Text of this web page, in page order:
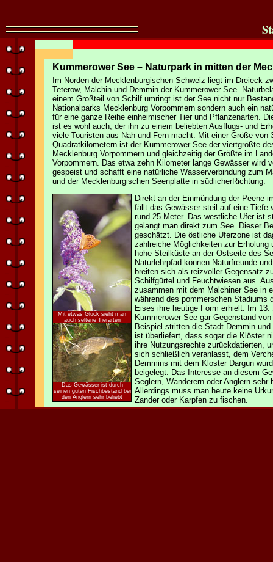
Kummerower See – Naturpark in mitten der
Im Norden der Mecklenburgischen Schweiz liegt im Dreieck
Teterow, Malchin und Demmin der Kummerower See.
einem Großteil von Schilf umringt ist der See nicht nur
Nationalparks Mecklenburg Vorpommern sondern auch ein
für eine ganze Reihe einheimischer Tier und Pflanzenarten.
ist es wohl auch, der ihn zu einem beliebten Ausflugs- und
viele Touristen aus Nah und Fern macht. Mit einer Größe von
Quadratkilometern ist der Kummerower See der viertgrößte
Mecklenburg Vorpommern und gleichzeitig der Größte im
Vorpommern. Das etwa zehn Kilometer lange Gewässer wird
gespeist und schafft eine natürliche Wasserverbindung zum
und der Mecklenburgischen Seenplatte in südlicherRichtung.
Mit etwas Glück sieht man
auch seltene Tierarten
Das Gewässer ist durch
seinen guten Fischbestand bei
den Anglern sehr beliebt
Direkt an der Einmündung der Peene
fällt das Gewässer steil auf eine Tiefe
rund 25 Meter. Das westliche Ufer ist
gelangt man direkt zum See. Dieser
geschätzt. Die östliche Uferzone ist
zahlreiche Möglichkeiten zur
hohe Steilküste an der Ostseite des
Naturlehrpfad können Naturfreunde
breiten sich als reizvoller Gegensatz
Schilfgürtel und Feuchtwiesen aus.
zusammen mit dem Malchiner See in
während des pommerschen Stadiums
Eises ihre heutige Form erhielt. Im
Kummerower See gar Gegenstand
Beispiel stritten die Stadt Demmin
ist überliefert, dass sogar die Klöster
ihre Nutzungsrechte zurückdatierten,
sich schließlich veranlasst, dem
Demmins mit dem Kloster Dargun
beigelegt. Das Interesse an diesem
Seglern, Wanderern oder Anglern
Allerdings muss man heute keine
Zander oder Karpfen zu fischen.